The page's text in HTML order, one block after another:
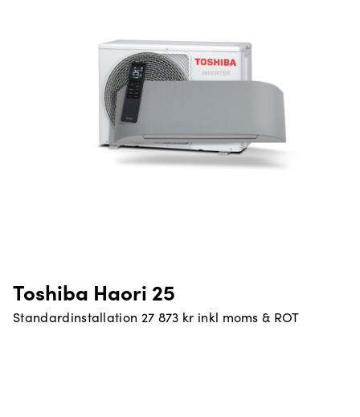
Toshiba Haori 25
Standardinstallation 27 873 kr inkl moms & ROT